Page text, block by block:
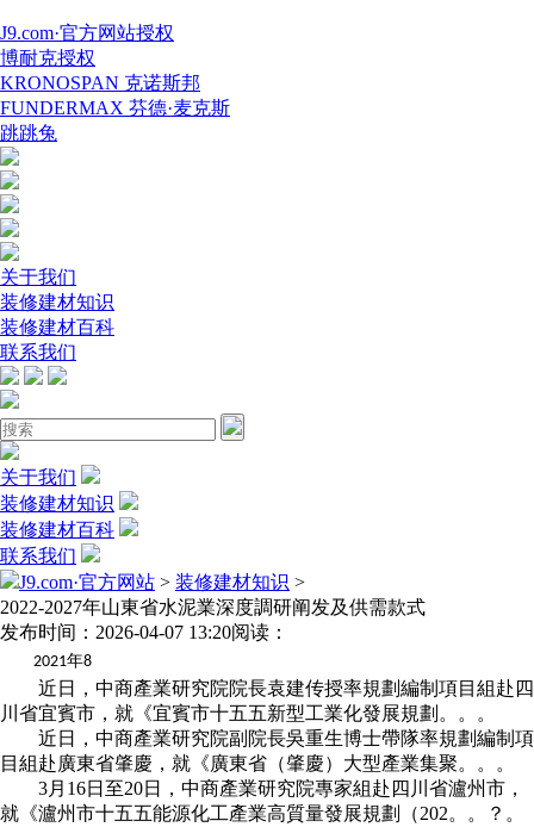
J9.com·官方网站授权
博耐克授权
KRONOSPAN 克诺斯邦
FUNDERMAX 芬德·麦克斯
跳跳兔
关于我们
装修建材知识
装修建材百科
联系我们
关于我们
装修建材知识
装修建材百科
联系我们
J9.com·官方网站 > 装修建材知识 >
2022-2027年山東省水泥業深度調研阐发及供需款式
发布时间：2026-04-07 13:20阅读：
2021年8
近日，中商產業研究院院長袁建传授率規劃編制項目組赴四
川省宜賓市，就《宜賓市十五五新型工業化發展規劃。。。
近日，中商產業研究院副院長吳重生博士帶隊率規劃編制項
目組赴廣東省肇慶，就《廣東省（肇慶）大型產業集聚。。。
3月16日至20日，中商產業研究院專家組赴四川省瀘州市，
就《瀘州市十五五能源化工產業高質量發展規劃（202。。？。